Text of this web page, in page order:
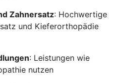
Zahnersatz: Hochwertige
und Kieferorthopädie
: Leistungen wie
nutzen